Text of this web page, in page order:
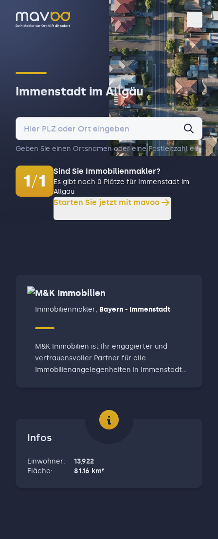
Immenstadt im Allgäu
Geben Sie einen Ortsnamen oder eine Postleitzahl ein.
1/1
Sind Sie Immobilienmakler?
Es gibt noch 0 Plätze für Immenstadt im
Allgäu
Starten Sie jetzt mit mavoo
M&K Immobilien
Immobilienmakler, Bayern - Immenstadt
M&K Immobilien ist Ihr engagierter und
vertrauensvoller Partner für alle
Immobilienangelegenheiten in Immenstadt
Vermarktungskanälen begleiten wir Sie von
der ersten Marktwerteinschätzung bis zur
erfolgreichen Objektschlüsselübergabe.
setzen auf individuelle Beratungsansätze
statt Standardlösungen. Ob Einfamilienhaus,
Infos
Einwohner:
13,922
Fläche: 81.16 km²